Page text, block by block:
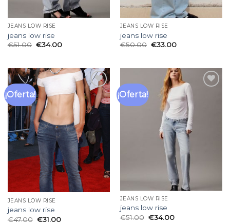
JEANS LOW RISE
jeans low rise
€51.00 €34.00
JEANS LOW RISE
jeans low rise
€50.00 €33.00
¡Oferta!
Añadir
a la
lista
de
deseos
JEANS LOW RISE
jeans low rise
€47.00 €31.00
¡Oferta!
JEANS LOW RISE
jeans low rise
€51.00 €34.00